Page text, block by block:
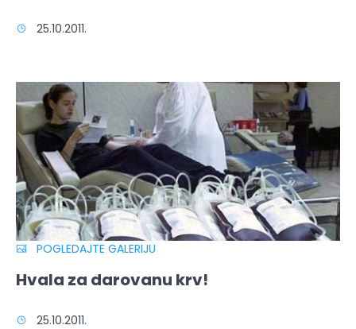
25.10.2011.
POGLEDAJTE GALERIJU
Hvala za darovanu krv!
25.10.2011.